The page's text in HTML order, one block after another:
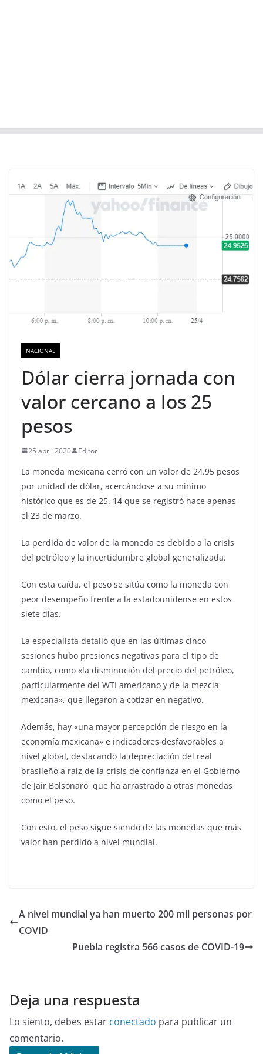
NACIONAL
Dólar cierra jornada con
valor cercano a los 25
pesos
25 abril 2020 Editor
La moneda mexicana cerró con un valor de 24.95 pesos
por unidad de dólar, acercándose a su mínimo
histórico que es de 25. 14 que se registró hace apenas
el 23 de marzo.
La perdida de valor de la moneda es debido a la crisis
del petróleo y la incertidumbre global generalizada.
Con esta caída, el peso se sitúa como la moneda con
peor desempeño frente a la estadounidense en estos
siete días.
La especialista detalló que en las últimas cinco
sesiones hubo presiones negativas para el tipo de
cambio, como «la disminución del precio del petróleo,
particularmente del WTI americano y de la mezcla
mexicana», que llegaron a cotizar en negativo.
Además, hay «una mayor percepción de riesgo en la
economía mexicana» e indicadores desfavorables a
nivel global, destacando la depreciación del real
brasileño a raíz de la crisis de confianza en el Gobierno
de Jair Bolsonaro, que ha arrastrado a otras monedas
como el peso.
Con esto, el peso sigue siendo de las monedas que más
valor han perdido a nivel mundial.
A nivel mundial ya han muerto 200 mil personas por
COVID
Puebla registra 566 casos de COVID-19
Deja una respuesta
Lo siento, debes estar conectado para publicar un
comentario.